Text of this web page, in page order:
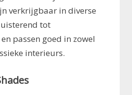
verkrijgbaar in diverse
tot
passen goed in zowel
interieurs.